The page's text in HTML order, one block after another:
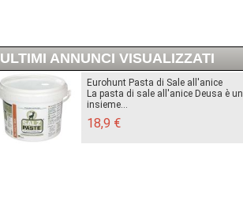
ULTIMI ANNUNCI VISUALIZZATI
Eurohunt Pasta di Sale all'anice
La pasta di sale all'anice Deusa è un
insieme...
18,9 €